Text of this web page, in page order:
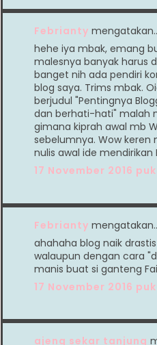
Febrianty
hehe iya mbak, emang
malesnya banyak harus
banget nih ada pendiri
blog saya. Trims mbak.
berjudul "Pentingnya
dan berhati-hati" malah
gimana kiprah awal mb
sebelumnya. Wow keren
nulis awal ide mendirikan
17 November 2016
Febrianty
ahahaha blog naik
walaupun dengan cara
manis buat si ganteng
17 November 2016
ajeng sekar tanjung